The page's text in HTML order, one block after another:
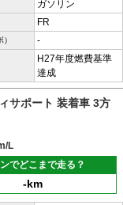
ガソリン
FR
-
H27年度燃費基準
達成
サポート 装着車 3方
L
でどこまで走る？
-km